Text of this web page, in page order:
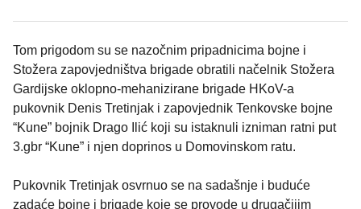
Tom prigodom su se nazočnim pripadnicima bojne i
Stožera zapovjedništva brigade obratili načelnik Stožera
Gardijske oklopno-mehanizirane brigade HKoV-a
pukovnik Denis Tretinjak i zapovjednik Tenkovske bojne
“Kune” bojnik Drago Ilić koji su istaknuli izniman ratni put
3.gbr “Kune” i njen doprinos u Domovinskom ratu.
Pukovnik Tretinjak osvrnuo se na sadašnje i buduće
zadaće bojne i brigade koje se provode u drugačijim